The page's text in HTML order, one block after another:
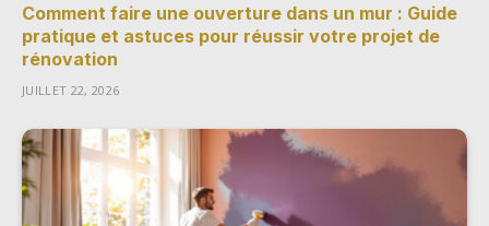
Comment faire une ouverture dans un mur : Guide
pratique et astuces pour réussir votre projet de
rénovation
JUILLET 22, 2026